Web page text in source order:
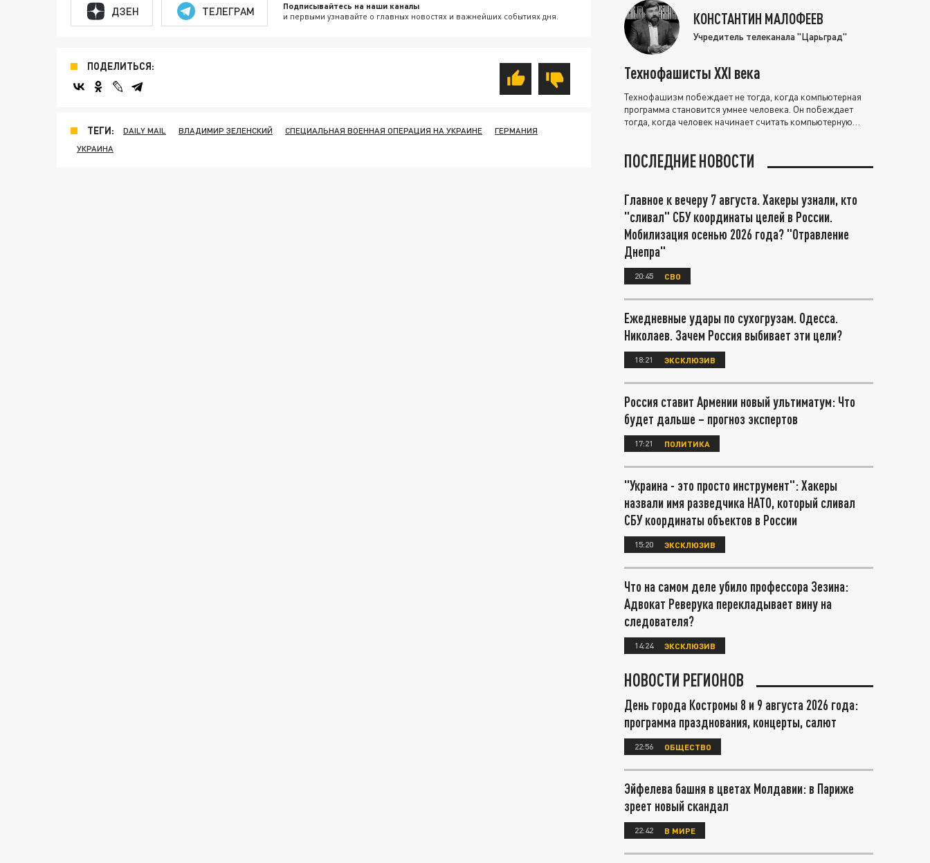
ДЗЕН ТЕЛЕГРАМ Подписывайтесь на наши каналы
и первыми узнавайте о главных новостях и важнейших событиях дня.
ПОДЕЛИТЬСЯ:
ТЕГИ: DAILY MAIL ВЛАДИМИР ЗЕЛЕНСКИЙ СПЕЦИАЛЬНАЯ ВОЕННАЯ ОПЕРАЦИЯ НА УКРАИНЕ
ГЕРМАНИЯ
УКРАИНА
КОНСТАНТИН МАЛОФЕЕВ
Учредитель телеканала "Царьград"
Технофашисты XXI века
Технофашизм побеждает не тогда, когда компьютерная
программа становится умнее человека. Он побеждает
тогда, когда человек начинает считать компьютерную
ПОСЛЕДНИЕ НОВОСТИ
Главное к вечеру 7 августа. Хакеры узнали, кто
"сливал" СБУ координаты целей в России.
Мобилизация осенью 2026 года? "Отравление
Днепра"
20:45 СВО
Ежедневные удары по сухогрузам. Одесса.
Николаев. Зачем Россия выбивает эти цели?
18:21 ЭКСКЛЮЗИВ
Россия ставит Армении новый ультиматум: Что
будет дальше – прогноз экспертов
17:21 ПОЛИТИКА
"Украина - это просто инструмент": Хакеры
назвали имя разведчика НАТО, который сливал
СБУ координаты объектов в России
15:20 ЭКСКЛЮЗИВ
Что на самом деле убило профессора Зезина:
Адвокат Реверука перекладывает вину на
следователя?
14:24 ЭКСКЛЮЗИВ
НОВОСТИ РЕГИОНОВ
День города Костромы 8 и 9 августа 2026 года:
программа празднования, концерты, салют
22:56 ОБЩЕСТВО
Эйфелева башня в цветах Молдавии: в Париже
зреет новый скандал
22:42 В МИРЕ